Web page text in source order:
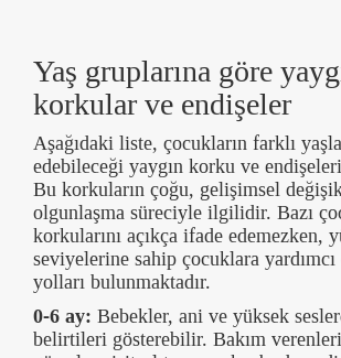
Yaş gruplarına göre
korkular ve endişeler
Aşağıdaki liste, çocukların farklı
edebileceği yaygın korku ve
Bu korkuların çoğu, gelişimsel
olgunlaşma süreciyle ilgilidir. Bazı
korkularını açıkça ifade edemezken,
seviyelerine sahip çocuklara
yolları bulunmaktadır.
0-6 ay: Bebekler, ani ve yüksek
belirtileri gösterebilir. Bakım